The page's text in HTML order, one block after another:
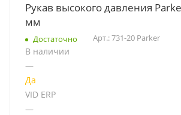
Рукав высокого давления
мм
Достаточно Арт.: 731-20 Parker
В наличии
—
Да
VID ERP
—